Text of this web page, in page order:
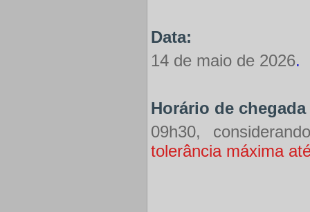
Data:
14 de maio de 2026.
Horário de
09h30,
tolerância máxima